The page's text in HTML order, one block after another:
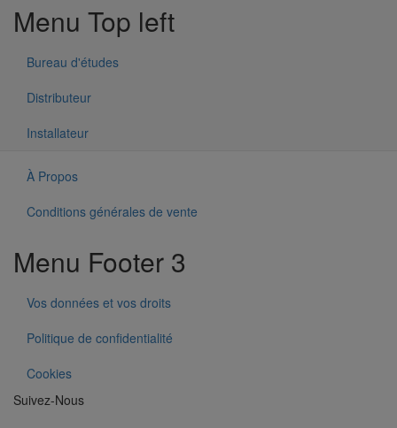
Menu Top left
Bureau d'études
Distributeur
Installateur
Nos services
Menu Footer 2
Contact
À Propos
Conditions générales de vente
Menu Footer 3
Vos données et vos droits
Politique de confidentialité
Cookies
Suivez-Nous